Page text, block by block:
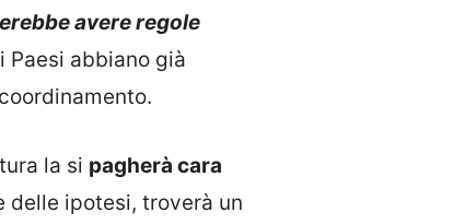
avere regole
abbiano già
la si pagherà cara
delle ipotesi, troverà un